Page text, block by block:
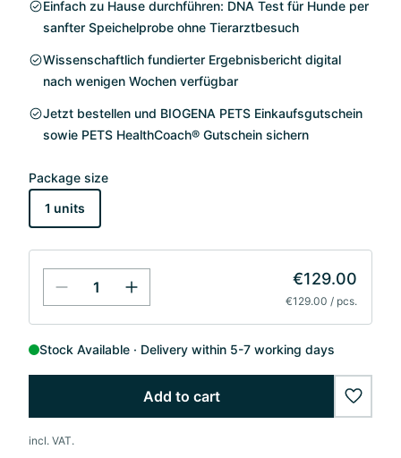
Einfach zu Hause durchführen: DNA Test für Hunde per
sanfter Speichelprobe ohne Tierarztbesuch
Wissenschaftlich fundierter Ergebnisbericht digital
nach wenigen Wochen verfügbar
Jetzt bestellen und BIOGENA PETS Einkaufsgutschein
sowie PETS HealthCoach® Gutschein sichern
Package size
1 units
€129.00
€129.00 / pcs.
Stock Available Delivery within 5-7 working days
Add to cart
incl. VAT.